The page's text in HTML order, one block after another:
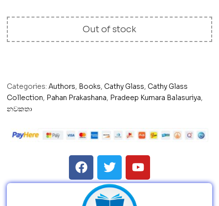
Out of stock
Categories: Authors, Books, Cathy Glass, Cathy Glass
Collection, Pahan Prakashana, Pradeep Kumara Balasuriya,
නවකතා